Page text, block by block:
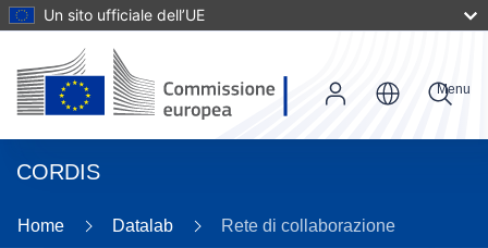
Un sito ufficiale dell’UE
CORDIS
Menu
Home Datalab Rete di collaborazione